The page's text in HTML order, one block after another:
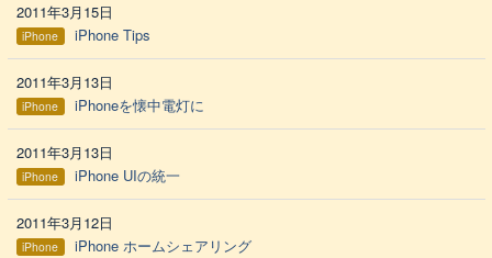
2011年3月15日
iPhone iPhone Tips
2011年3月13日
iPhone iPhoneを懐中電灯に
2011年3月13日
iPhone iPhone UIの統一
2011年3月12日
iPhone iPhone ホームシェアリング